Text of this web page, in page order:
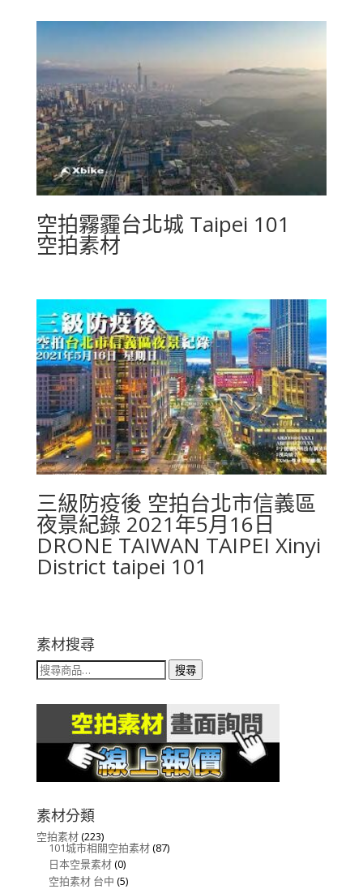
空拍霧霾台北城 Taipei 101
空拍素材
三級防疫後 空拍台北市信義區
夜景紀錄 2021年5月16日
DRONE TAIWAN TAIPEI Xinyi
District taipei 101
素材搜尋
搜
尋 搜尋
素材分類
空拍素材(223)
101城市相關空拍素材(87)
日本空景素材(0)
空拍素材 台中 (5)